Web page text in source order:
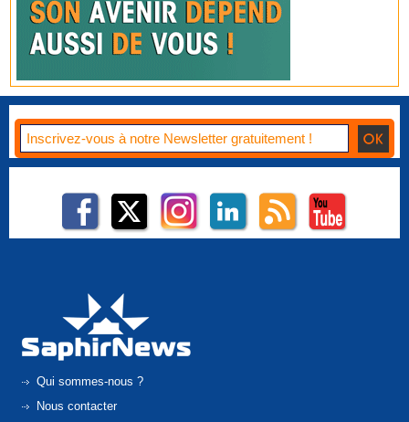
Qui sommes-nous ?
Nous contacter